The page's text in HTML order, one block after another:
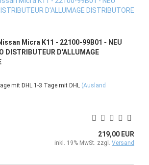
Micra K11 - 22100-99B01 - NEU
DISTRIBUTEUR D'ALLUMAGE
1-3 Tage mit DHL (Ausland
219,00 EUR
inkl. 19% MwSt. zzgl. Versand